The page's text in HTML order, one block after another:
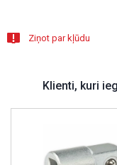
Ziņot par kļūdu
Klienti, kuri